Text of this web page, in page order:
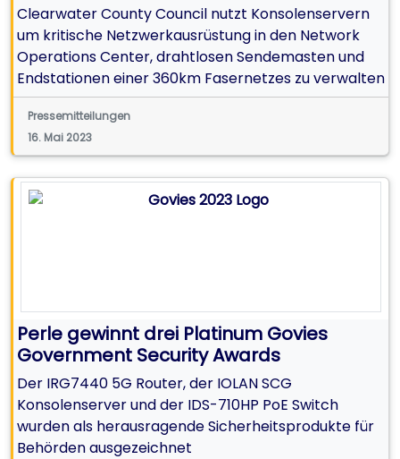
Clearwater County Council nutzt Konsolenservern
um kritische Netzwerkausrüstung in den Network
Operations Center, drahtlosen Sendemasten und
Endstationen einer 360km Fasernetzes zu verwalten
mit dem Ziel den Einwohner und Unternehmen
Hochgeschwindigkeits-Internetanschlüsse zur
Verfügung zu stellen.
Pressemitteilungen
16. Mai 2023
Perle gewinnt drei Platinum Govies
Government Security Awards
Der IRG7440 5G Router, der IOLAN SCG
Konsolenserver und der IDS-710HP PoE Switch
wurden als herausragende Sicherheitsprodukte für
Behörden ausgezeichnet